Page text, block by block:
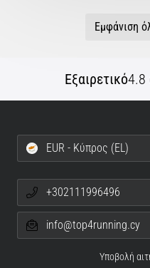
Εμφάνιση
Εξαιρετικό4.8
EUR - Κύπρος (EL)
+302111996496
info@top4running.cy
Υποβολή